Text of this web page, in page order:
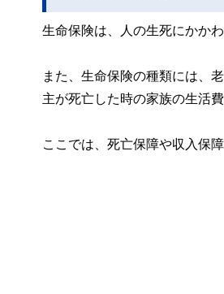
生命保険は、人の生死にかか
また、生命保険の種類には、
主が死亡した時の家族の生活
ここでは、死亡保障や収入保